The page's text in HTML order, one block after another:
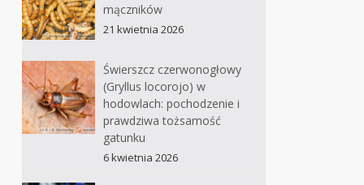
mączników
21 kwietnia 2026
Świerszcz czerwonogłowy
(Gryllus locorojo) w
hodowlach: pochodzenie i
prawdziwa tożsamość
gatunku
6 kwietnia 2026